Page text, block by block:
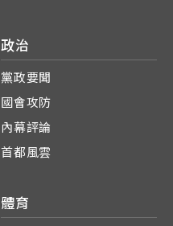
政治
黨政要聞
國會攻防
內幕評論
首都風雲
體育